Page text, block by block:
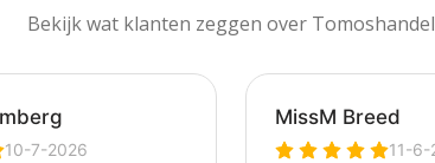
Bekijk wat klanten zeggen over Tomoshandel